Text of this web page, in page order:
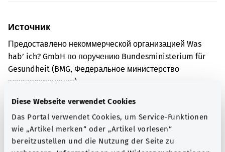
Diese Webseite verwendet Cookies
Das Portal verwendet Cookies, um Service-Funktionen
wie „Artikel merken“ oder „Artikel vorlesen“
bereitzustellen und die Nutzung der Seite zu
Источник
Предоставлено некоммерческой организацией Was
hab’ ich? GmbH по поручению Bundesministerium für
Gesundheit (BMG, Федеральное министерство
здравоохранения).
Для хорошей осведомленности
Другие статьи